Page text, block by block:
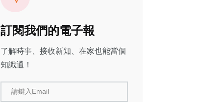
訂閱我們的電子報
了解時事、接收新知、在家也能當個
知識通！
請鍵入Email